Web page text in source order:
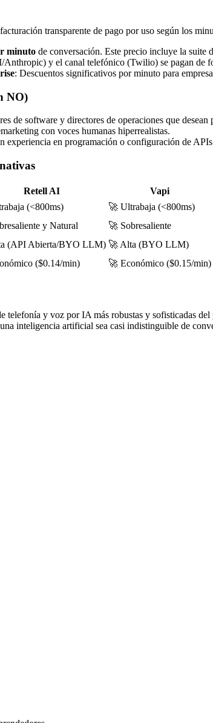
transparente de pago por uso según los
minuto de conversación. Este precio incluye la suite
y el canal telefónico (Twilio) se pagan de
: Descuentos significativos por minuto para
NO)
de software y directores de operaciones que
con voces humanas hiperrealistas.
experiencia en programación o configuración de
Retell AI Vapi
(<800ms) 🚀 Ultrabaja (<800ms)
y Natural 🚀 Sobresaliente
(API Abierta/BYO LLM) 🚀 Alta (BYO LLM)
($0.14/min) 🚀 Económico ($0.15/min)
telefonía y voz por IA más robustas y sofisticadas
inteligencia artificial sea casi indistinguible de